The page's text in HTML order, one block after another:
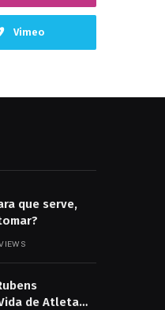
Vimeo
que serve,
de Atleta